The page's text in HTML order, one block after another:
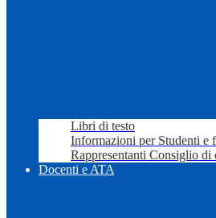
Libri di testo
Informazioni per Studenti e
Rappresentanti Consiglio di
Docenti e ATA